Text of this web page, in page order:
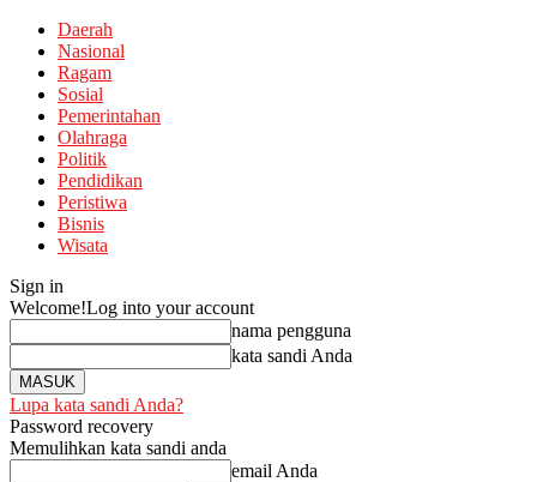
Daerah
Nasional
Ragam
Sosial
Pemerintahan
Olahraga
Politik
Pendidikan
Peristiwa
Bisnis
Wisata
Sign in
Welcome!Log into your account
nama pengguna
kata sandi Anda
Lupa kata sandi Anda?
Password recovery
Memulihkan kata sandi anda
email Anda